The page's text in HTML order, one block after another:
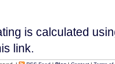
is calculated
link.